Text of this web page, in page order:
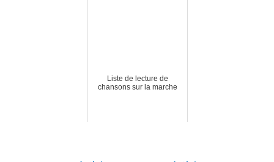
Liste de lecture de
chansons sur la marche